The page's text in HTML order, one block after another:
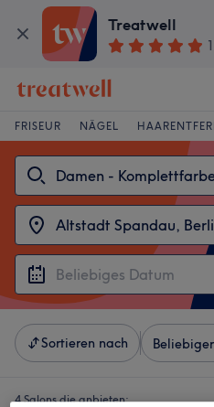
Treatwell
FRISEUR NÄGEL
Sortieren nach
4 Salons die anbieten: